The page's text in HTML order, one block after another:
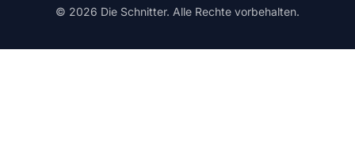
© 2026 Die Schnitter. Alle Rechte vorbehalten.